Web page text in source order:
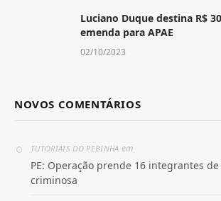
Luciano Duque destina R$
emenda para APAE
02/10/2023
NOVOS COMENTÁRIOS
TUTORIAIS DO PEBINHA em
PE: Operação prende 16 integrantes
criminosa